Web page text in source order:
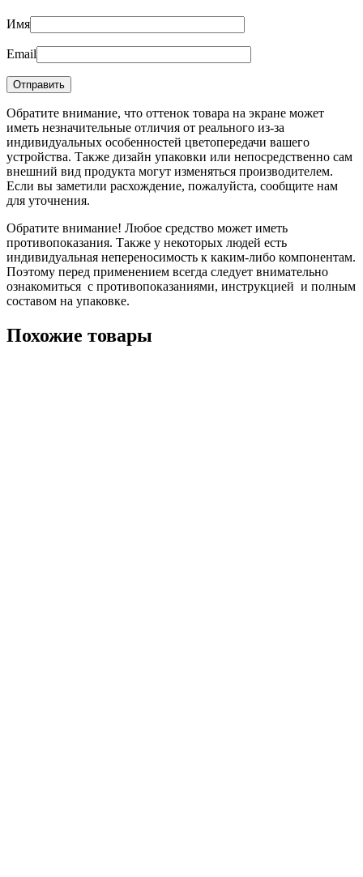
Имя
Email
Обратите внимание, что оттенок товара на экране может
иметь незначительные отличия от реального из-за
индивидуальных особенностей цветопередачи вашего
устройства. Также дизайн упаковки или непосредственно сам
внешний вид продукта могут изменяться производителем.
Если вы заметили расхождение, пожалуйста, сообщите нам
для уточнения.
Обратите внимание! Любое средство может иметь
противопоказания. Также у некоторых людей есть
индивидуальная непереносимость к каким-либо компонентам.
Поэтому перед применением всегда следует внимательно
ознакомиться с противопоказаниями, инструкцией и полным
составом на упаковке.
Похожие товары